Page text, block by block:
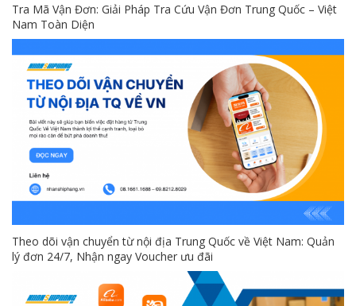
Tra Mã Vận Đơn: Giải Pháp Tra Cứu Vận Đơn Trung Quốc – Việt
Nam Toàn Diện
Theo dõi vận chuyển từ nội địa Trung Quốc về Việt Nam: Quản
lý đơn 24/7, Nhận ngay Voucher ưu đãi